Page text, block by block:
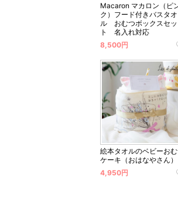
写真映え
ベビーのお
は豊富なデ
だけます。
Macaron マカロン（ピ
ク）フード付きバスタオ
ル おむつボックスセッ
ト 名入れ対応
8,500円
絵本タオルのベビーお
ケーキ（おはなやさん）
4,950円